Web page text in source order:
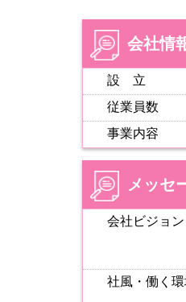
会社情
設 立
従業員数
事業内容
メッセ
会社ビジョン
社風・働く環